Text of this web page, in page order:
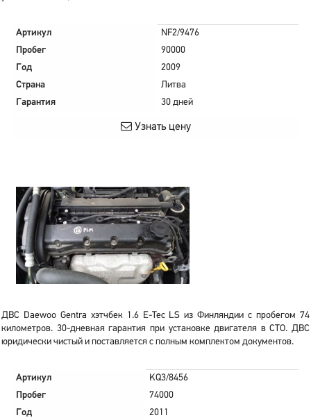
Артикул
NF2/9476
Пробег
90000
Год
2009
Страна
Литва
Гарантия
30 дней
Узнать цену
ДВС Daewoo Gentra хэтчбек 1.6 E-Tec LS из Финляндии с пробегом 74
километров. 30-дневная гарантия при установке двигателя в СТО. ДВС
юридически чистый и поставляется с полным комплектом документов.
Артикул
KQ3/8456
Пробег
74000
Год
2011